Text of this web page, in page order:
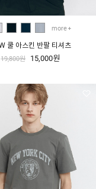
more
쿨 아스킨 반팔 티셔츠
19,800원 15,000원